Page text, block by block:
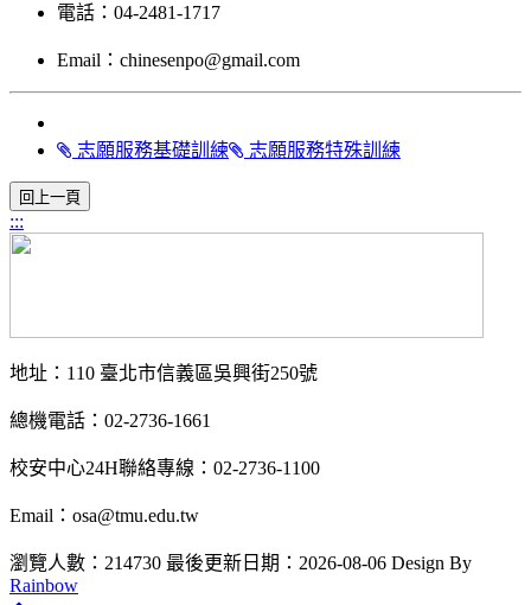
電話：04-2481-1717
Email： chinesenpo@gmail.com
志願服務基礎訓練 志願服務特殊訓練
:::
地址：110 臺北市信義區吳興街250號
總機電話：02-2736-1661
校安中心24H聯絡專線：02-2736-1100
Email：osa@tmu.edu.tw
瀏覽人數：214730 最後更新日期：2026-08-06 Design By
Rainbow